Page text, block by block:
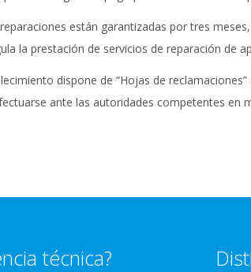
están garantizadas por tres
la prestación de servicios de reparación de
dispone de “Hojas de
ante las autoridades competentes en
técnica?